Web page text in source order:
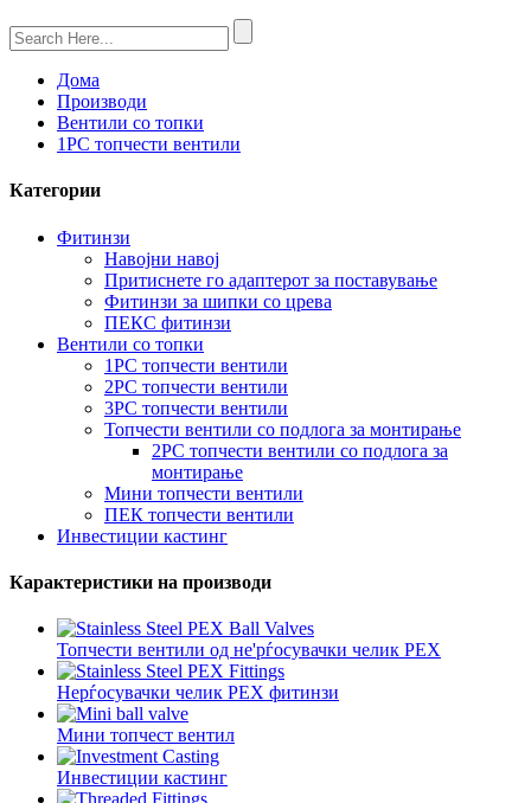
Дома
Производи
Вентили со топки
1PC топчести вентили
Категории
Фитинзи
Навојни навој
Притиснете го адаптерот за поставување
Фитинзи за шипки со црева
ПЕКС фитинзи
Вентили со топки
1PC топчести вентили
2PC топчести вентили
3PC топчести вентили
Топчести вентили со подлога за монтирање
2PC топчести вентили со подлога за
монтирање
Мини топчести вентили
ПЕК топчести вентили
Инвестиции кастинг
Карактеристики на производи
Топчести вентили од не'рѓосувачки челик PEX
Нерѓосувачки челик PEX фитинзи
Мини топчест вентил
Инвестиции кастинг